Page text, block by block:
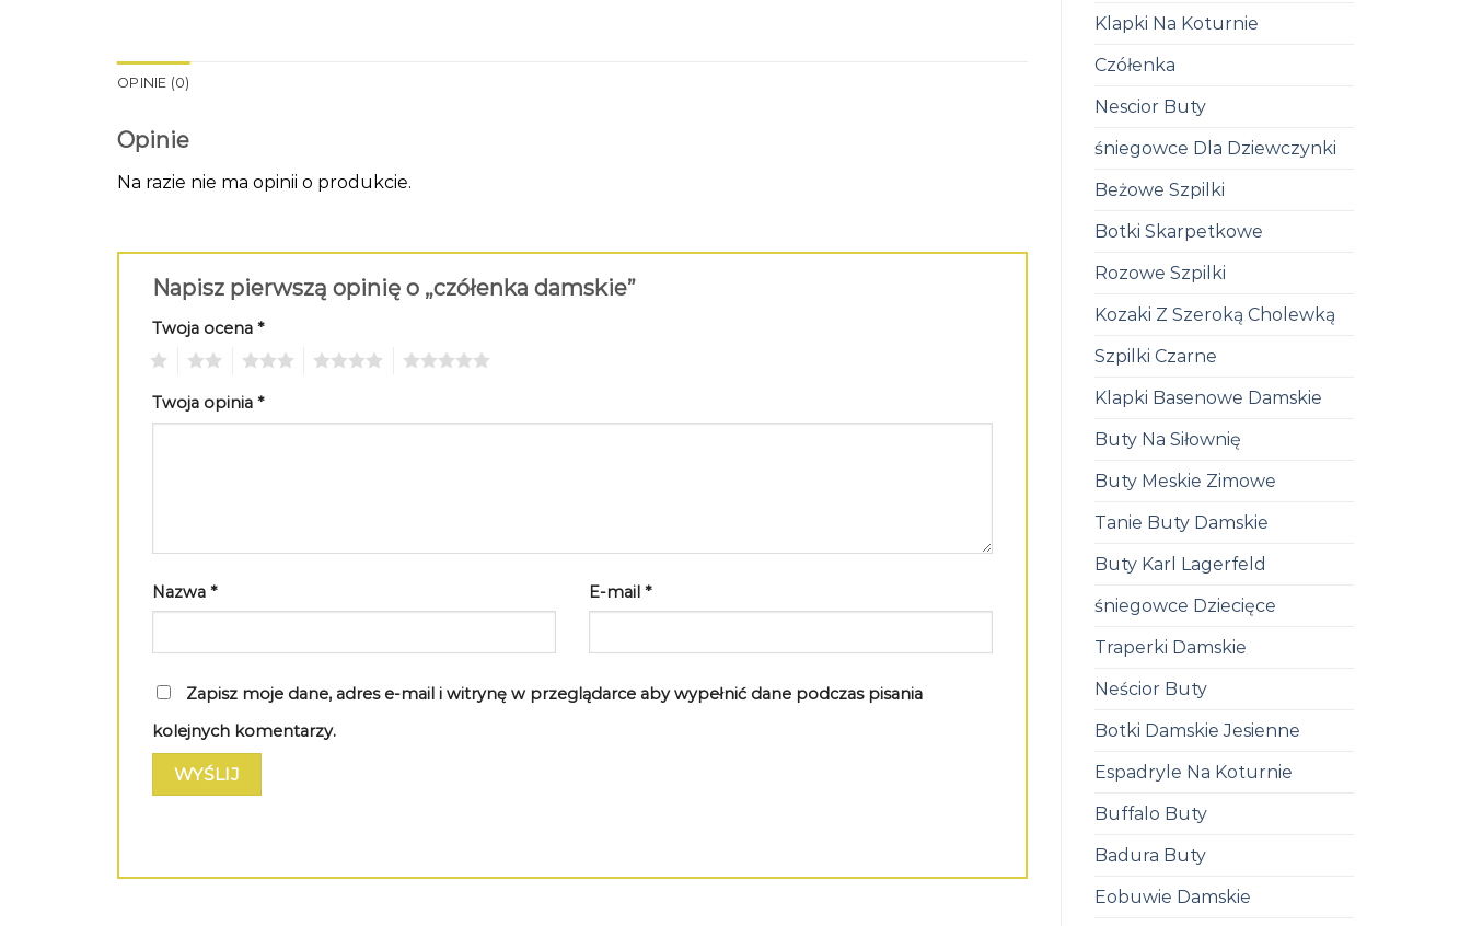
Klapki Na Koturnie
Czółenka
Nescior Buty
śniegowce Dla Dziewczynki
Beżowe Szpilki
Botki Skarpetkowe
Rozowe Szpilki
Kozaki Z Szeroką Cholewką
Szpilki Czarne
Klapki Basenowe Damskie
Buty Na Siłownię
Buty Meskie Zimowe
Tanie Buty Damskie
Buty Karl Lagerfeld
śniegowce Dziecięce
Traperki Damskie
Neścior Buty
Botki Damskie Jesienne
Espadryle Na Koturnie
Buffalo Buty
Badura Buty
Eobuwie Damskie
OPINIE (0)
Opinie
Na razie nie ma opinii o produkcie.
Napisz pierwszą opinię o „czółenka damskie”
Twoja ocena *
Twoja opinia *
Nazwa * E-mail *
Zapisz moje dane, adres e-mail i witrynę w przeglądarce aby wypełnić dane podczas pisania
kolejnych komentarzy.